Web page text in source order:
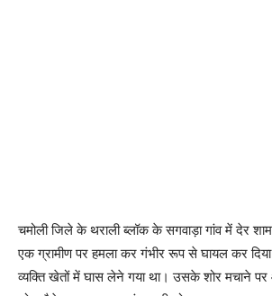
चमोली जिले के थराली ब्लॉक के सगवाड़ा गांव में देर
एक ग्रामीण पर हमला कर गंभीर रूप से घायल कर
व्यक्ति खेतों में घास लेने गया था। उसके शोर मचाने